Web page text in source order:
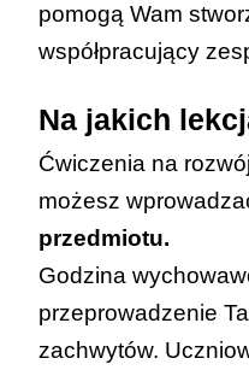
pomogą Wam
współpracujący
Na jakich
Ćwiczenia na
możesz
przedmiotu.
Godzina
przeprowadzenie
zachwytów.